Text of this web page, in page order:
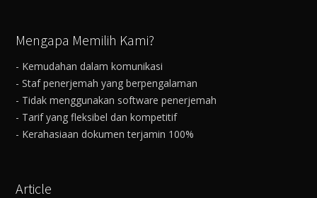
Mengapa Memilih Kami?
- Kemudahan dalam komunikasi
- Staf penerjemah yang berpengalaman
- Tidak menggunakan software penerjemah
- Tarif yang fleksibel dan kompetitif
- Kerahasiaan dokumen terjamin 100%
Article